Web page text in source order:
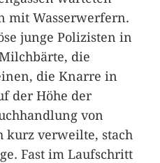
mit Wasser­werfern.
junge Polizisten in
die
die Knarre in
der Höhe der
von
kurz verweilte, stach
Fast im Laufschritt